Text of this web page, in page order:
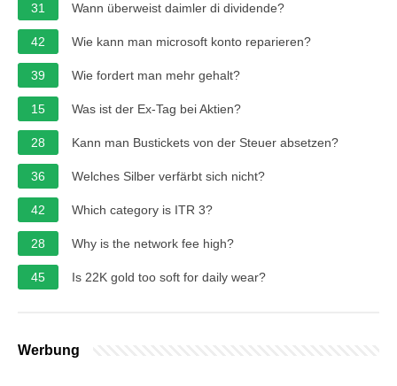
31 Wann überweist daimler di dividende?
42 Wie kann man microsoft konto reparieren?
39 Wie fordert man mehr gehalt?
15 Was ist der Ex-Tag bei Aktien?
28 Kann man Bustickets von der Steuer absetzen?
36 Welches Silber verfärbt sich nicht?
42 Which category is ITR 3?
28 Why is the network fee high?
45 Is 22K gold too soft for daily wear?
Werbung